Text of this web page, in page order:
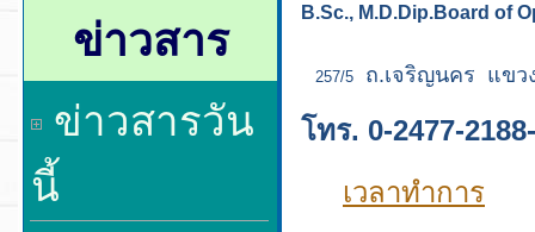
ข่าวสาร
ข่าวสารวัน
นี้
B.Sc., M.D.Dip.Board of
257/5 ถ.เจริญนคร แขว
โทร. 0-2477-
เวลาทำการ